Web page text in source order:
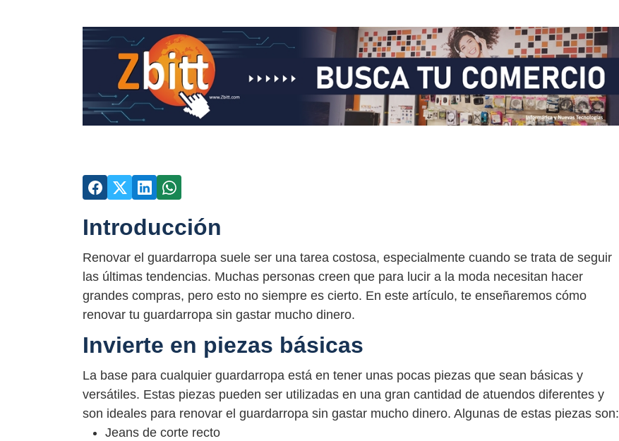
Introducción
Renovar el guardarropa suele ser una tarea costosa, especialmente cuando se trata de seguir
las últimas tendencias. Muchas personas creen que para lucir a la moda necesitan hacer
grandes compras, pero esto no siempre es cierto. En este artículo, te enseñaremos cómo
renovar tu guardarropa sin gastar mucho dinero.
Invierte en piezas básicas
La base para cualquier guardarropa está en tener unas pocas piezas que sean básicas y
versátiles. Estas piezas pueden ser utilizadas en una gran cantidad de atuendos diferentes y
son ideales para renovar el guardarropa sin gastar mucho dinero. Algunas de estas piezas son:
Jeans de corte recto